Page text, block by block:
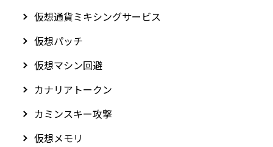
仮想通貨ミキシングサービス
仮想パッチ
仮想マシン回避
カナリアトークン
カミンスキー攻撃
仮想メモリ